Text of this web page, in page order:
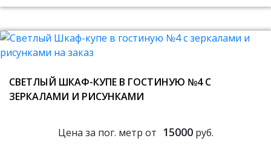
СВЕТЛЫЙ ШКАФ-КУПЕ В ГОСТИНУЮ №4 С
ЗЕРКАЛАМИ И РИСУНКАМИ
Цена за пог. метр от 15000руб.